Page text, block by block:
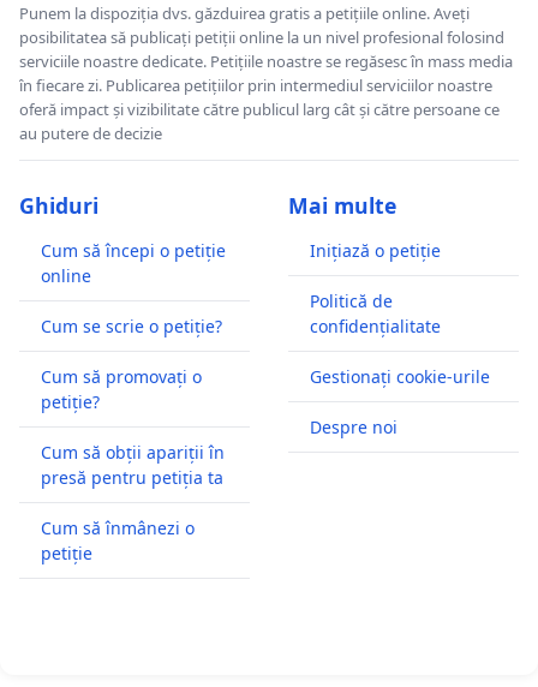
Punem la dispoziția dvs. găzduirea gratis a petițiile online. Aveți
posibilitatea să publicați petiții online la un nivel profesional folosind
serviciile noastre dedicate. Petițiile noastre se regăsesc în mass media
în fiecare zi. Publicarea petițiilor prin intermediul serviciilor noastre
oferă impact și vizibilitate către publicul larg cât și către persoane ce
au putere de decizie
Ghiduri
Cum să începi o petiție
online
Cum se scrie o petiție?
Cum să promovați o
petiție?
Cum să obții apariții în
presă pentru petiția ta
Cum să înmânezi o
petiție
Mai multe
Inițiază o petiție
Politică de
confidențialitate
Gestionați cookie-urile
Despre noi